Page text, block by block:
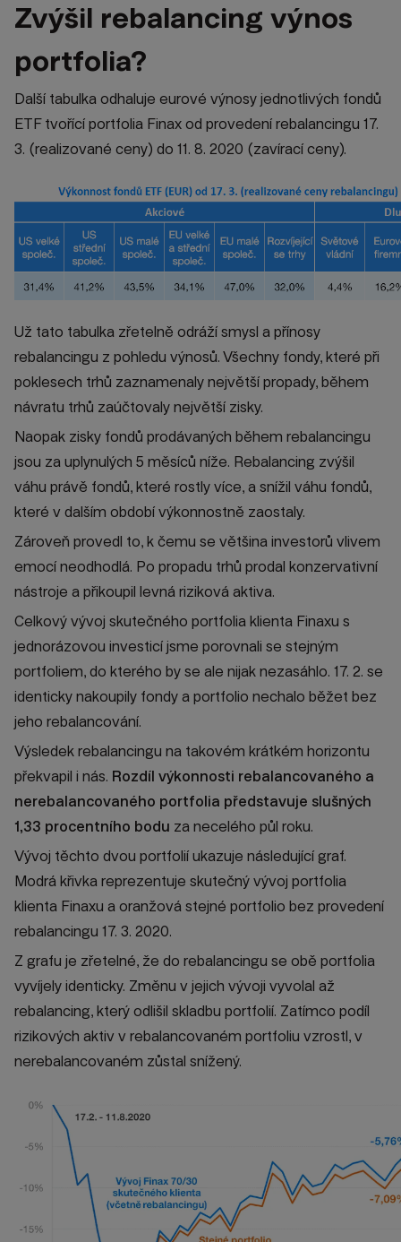
Zvýšil rebalancing výnos
portfolia?
Další tabulka odhaluje eurové výnosy jednotlivých fondů
ETF tvořící portfolia Finax od provedení rebalancingu 17.
3. (realizované ceny) do 11. 8. 2020 (zavírací ceny).
Už tato tabulka zřetelně odráží smysl a přínosy
rebalancingu z pohledu výnosů. Všechny fondy, které při
poklesech trhů zaznamenaly největší propady, během
návratu trhů zaúčtovaly největší zisky.
Naopak zisky fondů prodávaných během rebalancingu
jsou za uplynulých 5 měsíců níže. Rebalancing zvýšil
váhu právě fondů, které rostly více, a snížil váhu fondů,
které v dalším období výkonnostně zaostaly.
Zároveň provedl to, k čemu se většina investorů vlivem
emocí neodhodlá. Po propadu trhů prodal konzervativní
nástroje a přikoupil levná riziková aktiva.
Celkový vývoj skutečného portfolia klienta Finaxu s
jednorázovou investicí jsme porovnali se stejným
portfoliem, do kterého by se ale nijak nezasáhlo. 17. 2. se
identicky nakoupily fondy a portfolio nechalo běžet bez
jeho rebalancování.
Výsledek rebalancingu na takovém krátkém horizontu
překvapil i nás. Rozdíl výkonnosti rebalancovaného a
nerebalancovaného portfolia představuje slušných
1,33 procentního bodu za necelého půl roku.
Vývoj těchto dvou portfolií ukazuje následující graf.
Modrá křivka reprezentuje skutečný vývoj portfolia
klienta Finaxu a oranžová stejné portfolio bez provedení
rebalancingu 17. 3. 2020.
Z grafu je zřetelné, že do rebalancingu se obě portfolia
vyvíjely identicky. Změnu v jejich vývoji vyvolal až
rebalancing, který odlišil skladbu portfolií. Zatímco podíl
rizikových aktiv v rebalancovaném portfoliu vzrostl, v
nerebalancovaném zůstal snížený.